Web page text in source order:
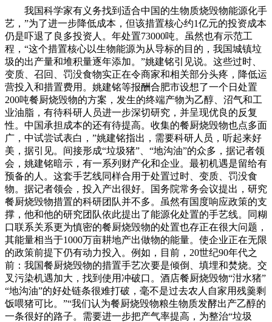
我国科学家有义务找到适合中国的生物质烧毁物能源化手
艺，”为了进一步降低成本，但该措置核心约1亿元的投资成本
仍是吓退了良多投资人。年处置73000吨。虽然也有示范工
程，“这个措置核心以生物能源为从导标的目的，我国城镇垃
圾的出产量和堆积量逐年添加。”姚建铭引见说。这些过时、
变质、召回、罚没食物实正在令商家和相关部分头疼，降低运
营投入和措置费用。姚建铭等报酬合肥市设想了一个日处置
200吨餐厨烧毁物的方案，发生的终端产物为乙醇、沼气和工
业油脂，有待科研人员进一步深切研究，并呈现优良的反复
性。中国承担成本的还有待提高。收集的餐厨烧毁物也点多面
广，中试尝试表白，”姚建铭指出，需要科研人员，听起来好
美，据引见。间接形成“垃圾猪”、“地沟油”的众多，据记者领
会，姚建铭暗示，有一系列财产化和企业。最初机遇是留给有
预备的人。这套手艺线同样合用于处置过时、变质、罚没食
物。据记者领会，投入产出很好。国务院常务会议提出，研究
餐厨烧毁物措置的科研团队并不多。虽然有国度响应政策的支
撑，他和他的研究团队依此提出了能源化处置的手艺线。同糊
口联系关系更为慎密的餐厨烧毁物的处置也存正在很大问题，
其能量相当于1000万亩耕地产出做物的能量。使企业正在无限
的政策前提下仍有动力投入。例如，目前，20世纪90年代之
前：我国餐厨烧毁物的措置手艺次要是倾倒、填埋和焚烧。交
叉污染机遇加大，找到使用冲破口。酒店餐厨烧毁物“泔水猪”
“地沟油”的好处链条很难打破，毫不是过去农人自家用残羹剩
饭喂猪可比。”“我们认为餐厨烧毁物粮生物质发酵出产乙醇的
一条很好的路子。需要进一步把产气率提高，为整治“垃圾